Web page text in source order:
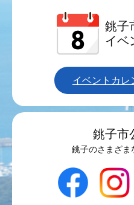
銚子
イベ
イベントカレ
銚子市
銚子のさまざま